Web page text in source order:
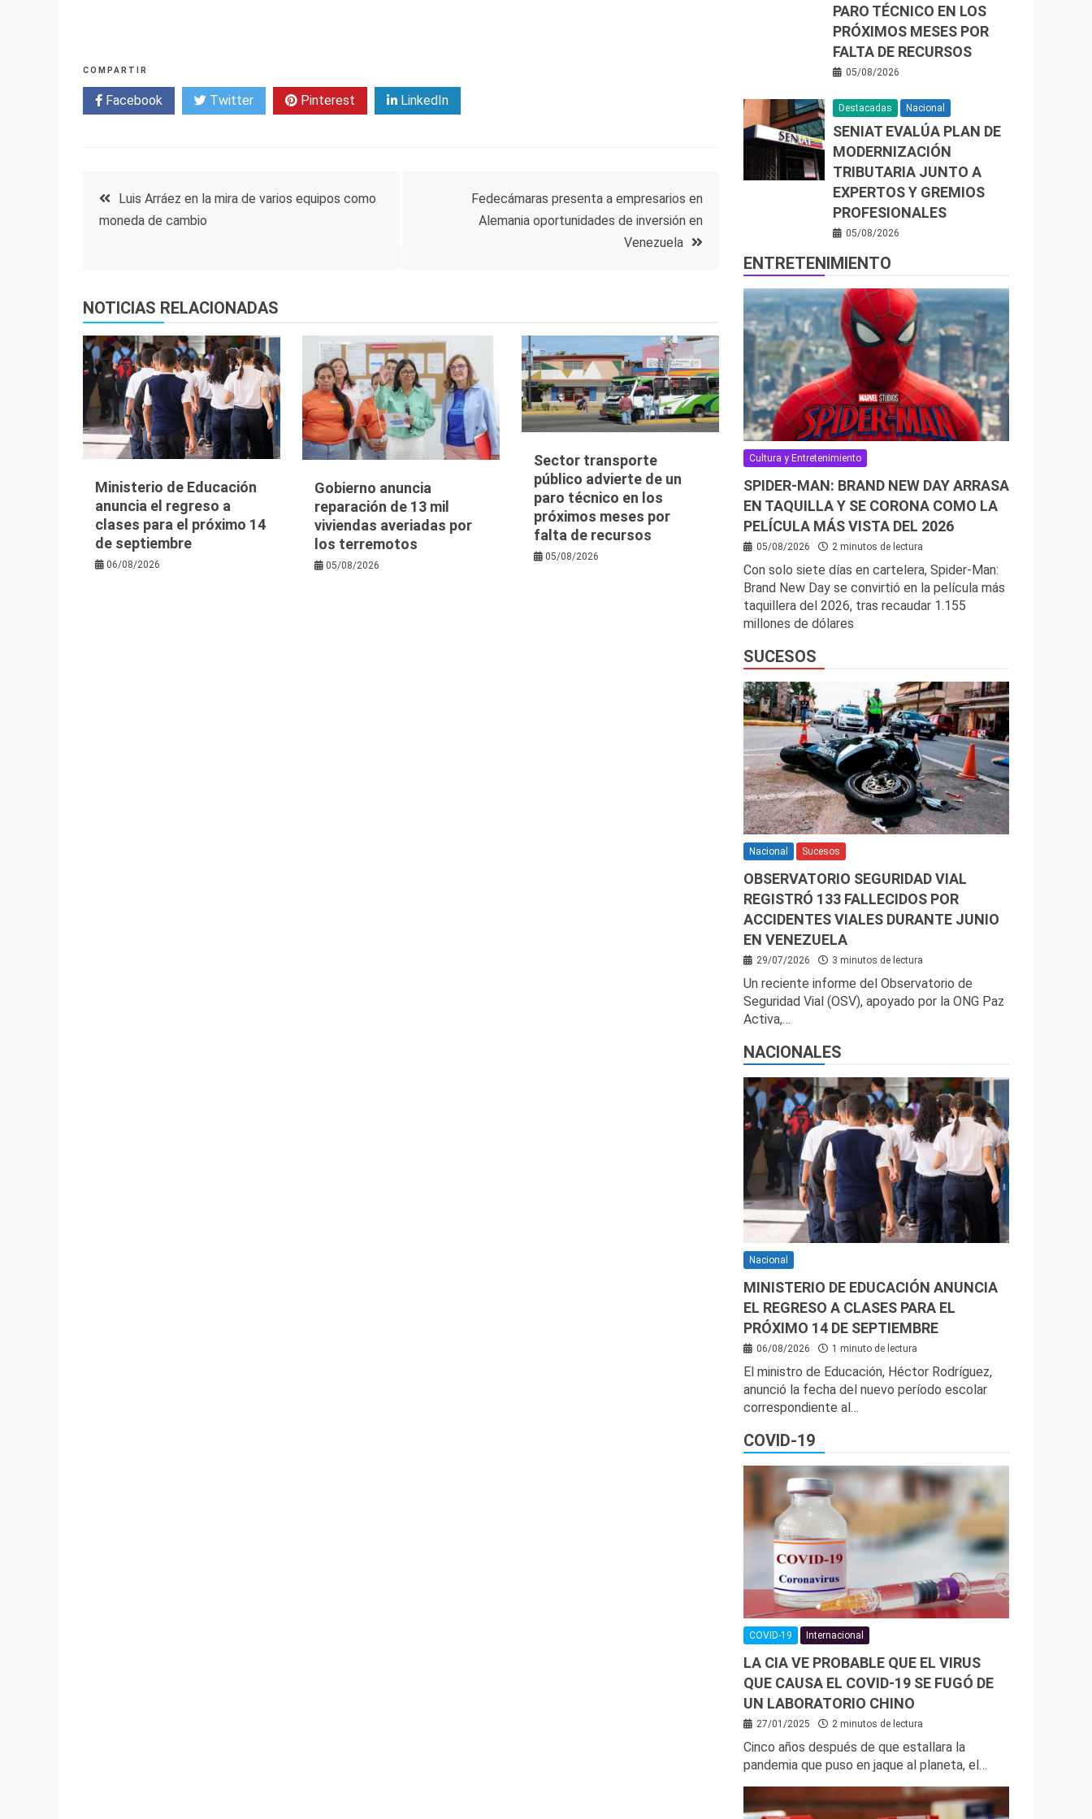
COMPARTIR
Facebook Twitter Pinterest LinkedIn
Navegación
Luis Arráez en la mira de varios equipos como
moneda de cambio
Fedecámaras presenta a empresarios en
Alemania oportunidades de inversión en
Venezuela
NOTICIAS RELACIONADAS
Ministerio de Educación
anuncia el regreso a
clases para el próximo 14
de septiembre
06/08/2026
Gobierno anuncia
reparación de 13 mil
viviendas averiadas por
los terremotos
05/08/2026
Sector transporte
público advierte de un
paro técnico en los
próximos meses por
falta de recursos
05/08/2026
PARO TÉCNICO EN LOS
PRÓXIMOS MESES POR
FALTA DE RECURSOS
05/08/2026
Destacadas Nacional
SENIAT EVALÚA PLAN DE
MODERNIZACIÓN
TRIBUTARIA JUNTO A
EXPERTOS Y GREMIOS
PROFESIONALES
05/08/2026
ENTRETENIMIENTO
Cultura y Entretenimiento
SPIDER-MAN: BRAND NEW DAY ARRASA
EN TAQUILLA Y SE CORONA COMO LA
PELÍCULA MÁS VISTA DEL 2026
05/08/2026 2 minutos de lectura
Con solo siete días en cartelera, Spider-Man:
Brand New Day se convirtió en la película más
taquillera del 2026, tras recaudar 1.155
millones de dólares
SUCESOS
Nacional Sucesos
OBSERVATORIO SEGURIDAD VIAL
REGISTRÓ 133 FALLECIDOS POR
ACCIDENTES VIALES DURANTE JUNIO
EN VENEZUELA
29/07/2026 3 minutos de lectura
Un reciente informe del Observatorio de
Seguridad Vial (OSV), apoyado por la ONG Paz
Activa,…
NACIONALES
Nacional
MINISTERIO DE EDUCACIÓN ANUNCIA
EL REGRESO A CLASES PARA EL
PRÓXIMO 14 DE SEPTIEMBRE
06/08/2026 1 minuto de lectura
El ministro de Educación, Héctor Rodríguez,
anunció la fecha del nuevo período escolar
correspondiente al…
COVID-19
COVID-19 Internacional
LA CIA VE PROBABLE QUE EL VIRUS
QUE CAUSA EL COVID-19 SE FUGÓ DE
UN LABORATORIO CHINO
27/01/2025 2 minutos de lectura
Cinco años después de que estallara la
pandemia que puso en jaque al planeta, el…